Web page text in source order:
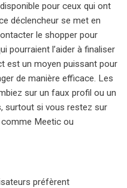
pour ceux qui ont
déclencheur se met en
le shopper pour
pourraient l’aider à finaliser
est un moyen puissant pour
de manière efficace. Les
sur un faux profil ou un
surtout si vous restez sur
Meetic ou
préfèrent